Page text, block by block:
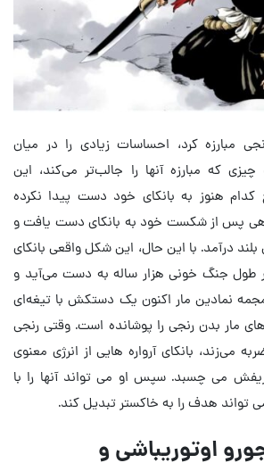
مبارزه کرد، احساسات زیادی را در میان
چیزی که مبارزه آنها را جالب‌تر می‌کند، این
هنوز به بانکای خود دست پیدا نکرده
پس از شکست خود به بانکای دست یافت و
درآمد. با این حال، این شکل واقعی بانکای
طول جنگ خونی هزار ساله به دست می‌آید و
نمادین مار اکنون یک دستکش با تیغه‌ای
مار بدن رنجی را پوشانده است. وقتی رنجی
می‌زند، بانکای آرواره هایی از انرژی معنوی
می چسبد. سپس او می تواند آنها را با
تواند هدف را به خاکستر تبدیل کند.
اوتوریباشی و